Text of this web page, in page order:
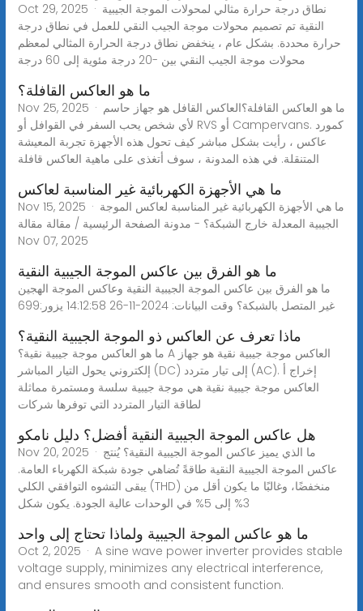
Oct 29, 2025 · نطاق درجة حرارة مثالي لمحولات الموجة الجيبية
النقية تم تصميم محولات موجة الجيب النقي للعمل في نطاق درجة
حرارة محددة. بشكل عام ، ينخفض نطاق درجة الحرارة المثالي لمعظم
محولات موجة الجيب النقي بين -20 درجة مئوية إلى 60 درجة
ما هو العاكس القافلة؟
Nov 25, 2025 · ما هو العاكس القافلة؟العاكس القافل هو جهاز حاسم
لأي شخص يحب السفر في القوافل أو RVS أو Campervans. كمورد
عاكس ، رأيت بشكل مباشر كيف تحول هذه الأجهزة تجربة المعيشة
المتنقلة. في هذه المدونة ، سوف أتغذى على ماهية العاكس قافلة
ما هي الأجهزة الكهربائية غير المناسبة لعاكس
Nov 15, 2025 · ما هي الأجهزة الكهربائية غير المناسبة لعاكس الموجة
الجيبية المعدلة خارج الشبكة؟ - مدونة الصفحة الرئيسية / مقالة مقالة
Nov 07, 2025
ما هو الفرق بين عاكس الموجة الجيبية النقية
ما هو الفرق بين عاكس الموجة الجيبية النقية وعاكس الموجة الهجين
غير المتصل بالشبكة؟ وقت البيانات: 2024-11-26 14:12:58 يزور:699
ماذا تعرف عن العاكس ذو الموجة الجيبية النقية؟
ما هو العاكس موجة جيبية نقية؟ A العاكس موجة جيبية نقية هو جهاز
إلكتروني يحول التيار المباشر (DC) إلى تيار متردد (AC). إخراج أ
العاكس موجة جيبية نقية هي موجة جيبية سلسة ومستمرة مماثلة
لطاقة التيار المتردد التي توفرها شركات
هل عاكس الموجة الجيبية النقية أفضل؟ دليل نامكو
Nov 20, 2025 · ما الذي يميز عاكس الموجة الجيبية النقية؟ يُنتج
عاكس الموجة الجيبية النقية طاقةً تُضاهي جودة شبكة الكهرباء العامة.
يبقى التشوه التوافقي الكلي (THD) منخفضًا، وغالبًا ما يكون أقل من
3% إلى 5% في الوحدات عالية الجودة. يكون شكل
ما هو عاكس الموجة الجيبية ولماذا تحتاج إلى واحد
Oct 2, 2025 · A sine wave power inverter provides stable
voltage supply, minimizes any electrical interference,
and ensures smooth and consistent function.